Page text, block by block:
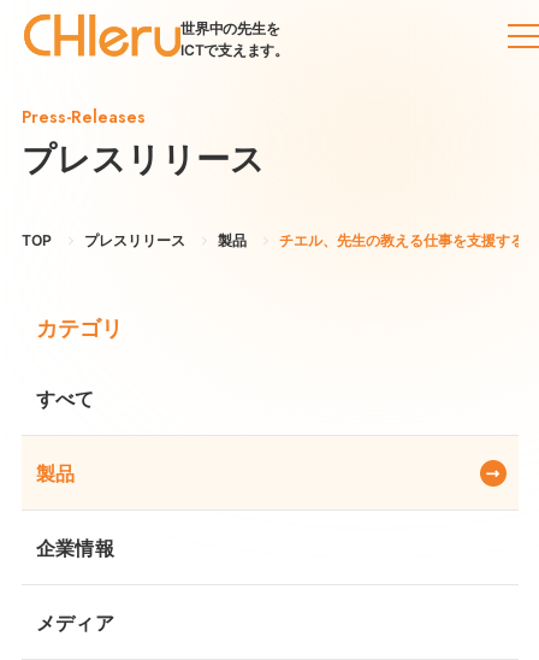
世界中の先生を
ICTで支えます。
Press-Releases
プレスリリース
TOP プレスリリース 製品 チエル、先生の教える仕事を支援する
カテゴリ
すべて
製品
企業情報
メディア